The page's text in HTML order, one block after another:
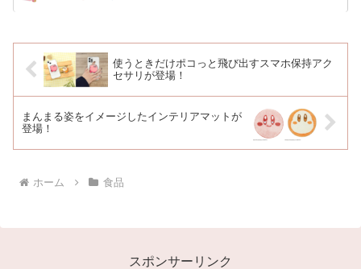
使うときだけポコっと飛び出すスマホ保持アク
セサリが登場！
まんまる姿をイメージしたインテリアマットが
登場！
ホーム 食品
スポンサーリンク